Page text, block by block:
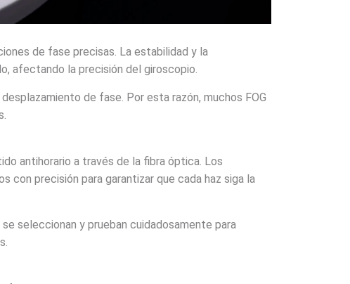
de fase precisas. La estabilidad y la
afectando la precisión del giroscopio.
de fase. Por esta razón, muchos FOG
antihorario a través de la fibra óptica. Los
con precisión para garantizar que cada haz siga la
seleccionan y prueban cuidadosamente para